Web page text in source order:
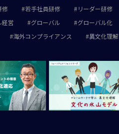
修
若手社員研修 リーダー研修
経営
グローバル グローバル化
海外コンプライアンス 異文化理解